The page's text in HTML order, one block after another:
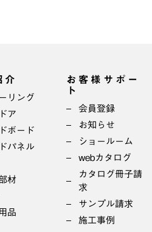
介
リング
ア
ボード
パネル
材
品
お客様サポー
ト
会員登録
お知らせ
ショールーム
webカタログ
カタログ冊子請
求
サンプル請求
施工事例